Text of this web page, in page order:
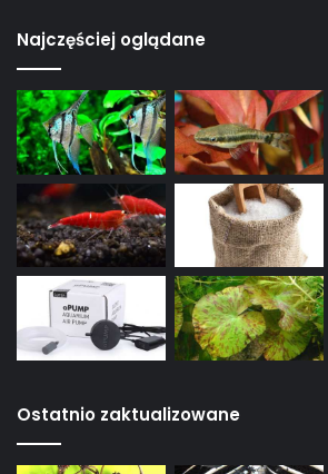
Najczęściej oglądane
Ostatnio zaktualizowane